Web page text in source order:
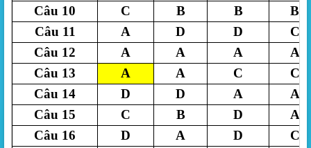
Câu 10
C B B
B
Câu 11
A D D
C
Câu 12
A A A
A
Câu 13
A A C
C
Câu 14
D D A
A
Câu 15
C B D
A
Câu 16
D A D
C